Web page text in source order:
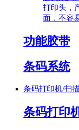
打印头，
面，不容
功能胶带
条码系统
条码打印机/扫
条码打印